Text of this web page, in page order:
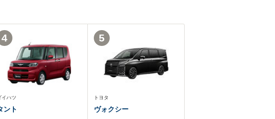
イハツ
ント
4
トヨタ
ヴォクシー
5